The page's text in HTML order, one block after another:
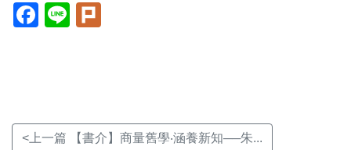
Facebook(另
開
Line(另
開
<上一篇 【書介】商量舊學‧涵養新知──朱...